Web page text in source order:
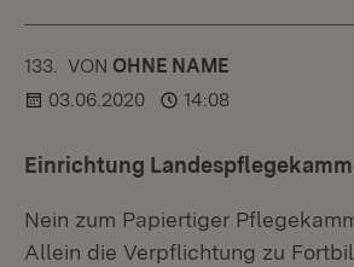
133. KOMMENTAR
VON :OHNE NAME
03.06.2020
14:08
Einrichtung
Nein zum Papiertiger
Allein die Verpflichtung zu